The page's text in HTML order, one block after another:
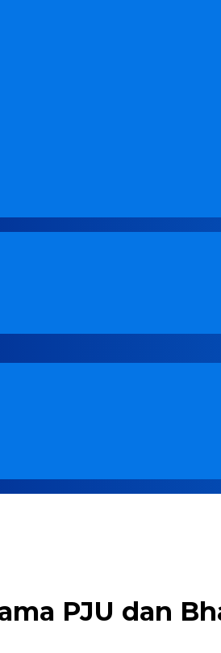
PJU dan